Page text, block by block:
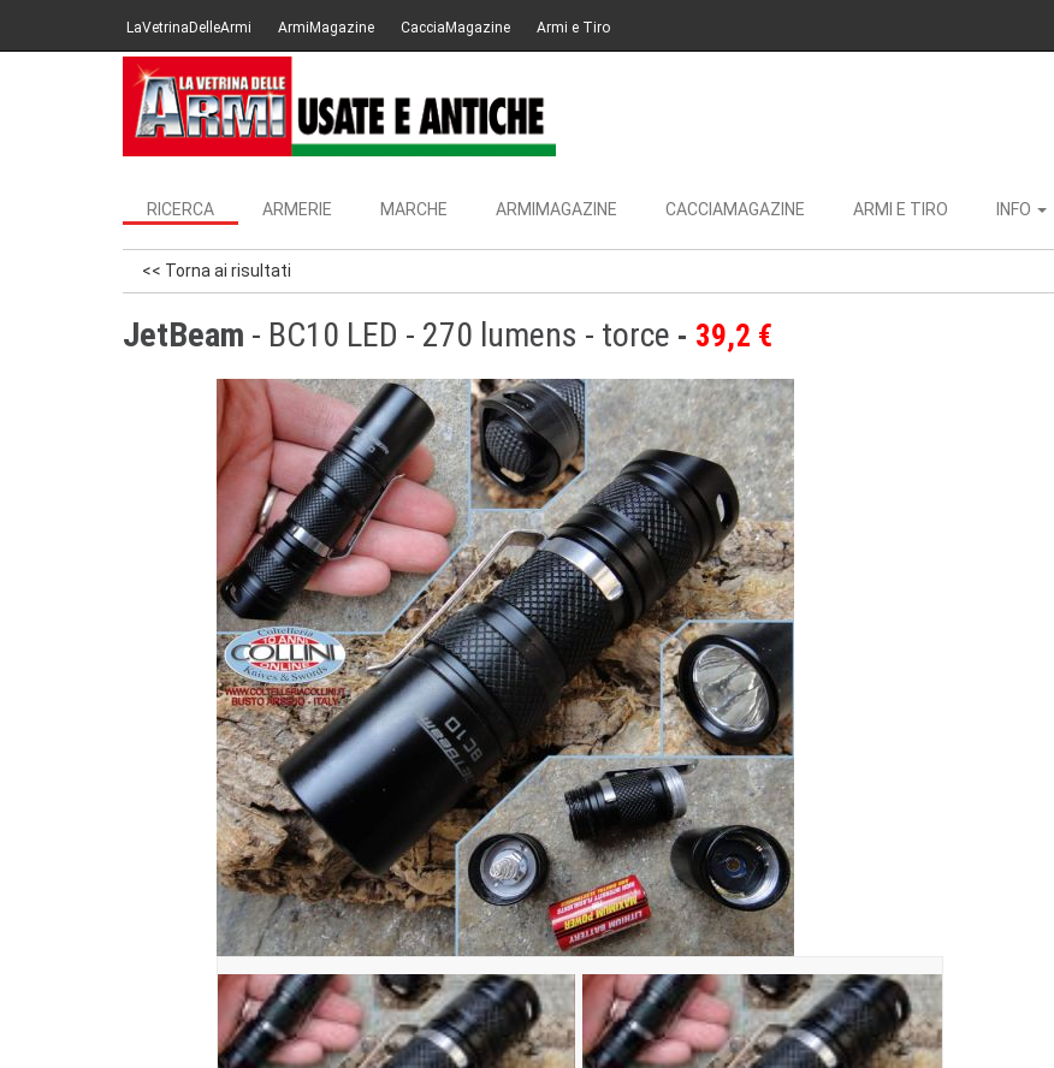
LaVetrinaDelleArmi ArmiMagazine CacciaMagazine Armi e Tiro
RICERCA ARMERIE MARCHE ARMIMAGAZINE CACCIAMAGAZINE ARMI E TIRO INFO
<< Torna ai risultati
JetBeam - BC10 LED - 270 lumens - torce 39,2 €